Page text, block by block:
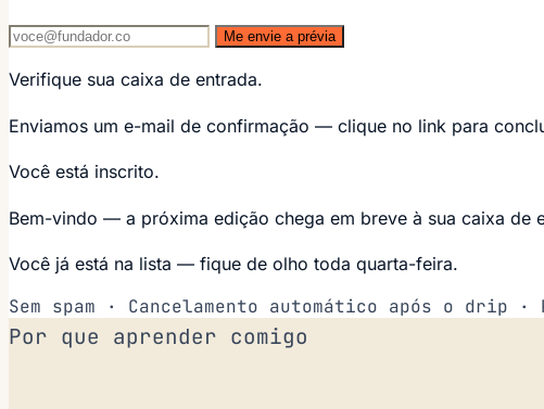
Me envie a prévia
Verifique sua caixa de entrada.
Enviamos um e-mail de confirmação — clique no link para
Você está inscrito.
Bem-vindo — a próxima edição chega em breve à sua caixa de
Você já está na lista — fique de olho toda quarta-feira.
Sem spam · Cancelamento automático após o drip
Por que aprender comigo